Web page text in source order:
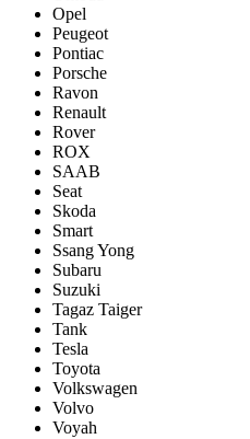
Opel
Peugeot
Pontiac
Porsсhe
Ravon
Renault
Rover
ROX
SAAB
Seat
Skoda
Smart
Ssang Yong
Subaru
Suzuki
Tagaz Taiger
Tank
Tesla
Toyota
Volkswagen
Volvo
Voyah